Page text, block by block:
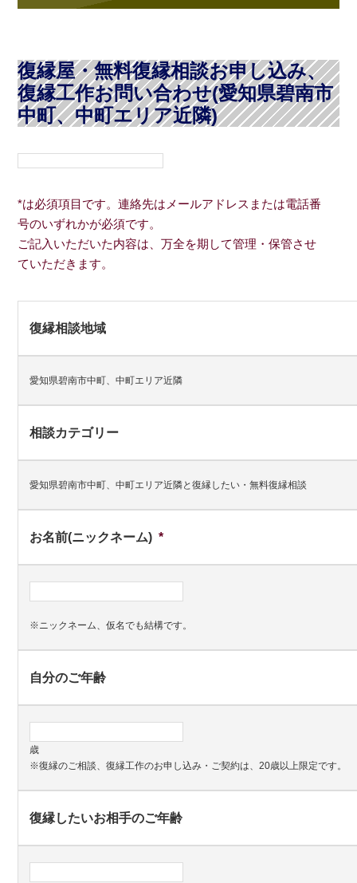
復縁屋・無料復縁相談お申し込み、
復縁工作お問い合わせ(愛知県碧南市
中町、中町エリア近隣)
*は必須項目です。連絡先はメールアドレスまたは電話番
号のいずれかが必須です。
ご記入いただいた内容は、万全を期して管理・保管させ
ていただきます。
復縁相談地域
愛知県碧南市中町、中町エリア近隣
相談カテゴリー
愛知県碧南市中町、中町エリア近隣と復縁したい・無料復縁相談
お名前(ニックネーム) *
※ニックネーム、仮名でも結構です。
自分のご年齢
歳
※復縁のご相談、復縁工作のお申し込み・ご契約は、20歳以上限定です。
復縁したいお相手のご年齢